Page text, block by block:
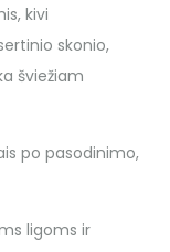
kivi
skonio,
šviežiam
po pasodinimo,
ligoms ir